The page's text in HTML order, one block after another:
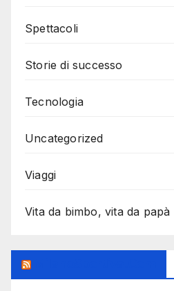
Spettacoli
Storie di successo
Tecnologia
Uncategorized
Viaggi
Vita da bimbo, vita da papà